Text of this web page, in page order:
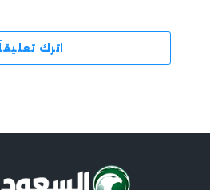
اترك تعليقاً